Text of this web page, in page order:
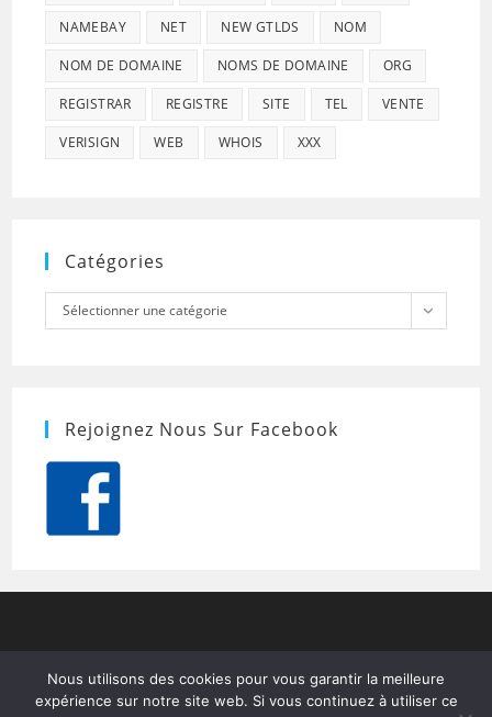
NAMEBAY NET NEW GTLDS NOM
NOM DE DOMAINE NOMS DE DOMAINE ORG
REGISTRAR REGISTRE SITE TEL VENTE
VERISIGN WEB WHOIS XXX
Catégories
Catégories
Sélectionner une catégorie
Rejoignez Nous Sur Facebook
Nous utilisons des cookies pour vous garantir la meilleure
expérience sur notre site web. Si vous continuez à utiliser ce